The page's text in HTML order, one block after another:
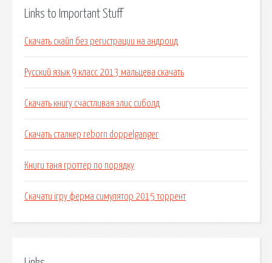
Links to Important Stuff
Скачать скайп без регистрации на андроид
Русский язык 9 класс 2013 мальцева скачать
Скачать книгу счастливая элис сиболд
Скачать сталкер reborn doppelganger
Книги таня гроттер по порядку
Скачати ігру ферма симулятор 2015 торрент